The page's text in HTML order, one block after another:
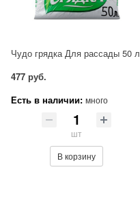
Чудо грядка Для рассады 50 л
477 руб.
Есть в наличии: много
шт
В корзину